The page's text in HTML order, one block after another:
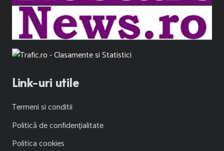
Link-uri utile
Termeni si conditii
Politică de confidențialitate
Politica cookies